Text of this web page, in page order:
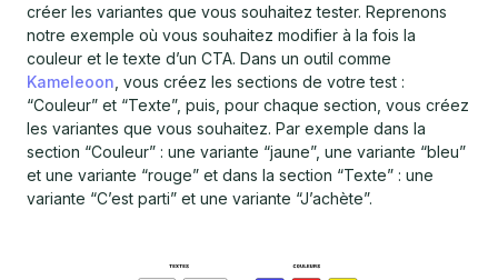
créer les variantes que vous souhaitez tester. Reprenons
notre exemple où vous souhaitez modifier à la fois la
couleur et le texte d’un CTA. Dans un outil comme
Kameleoon , vous créez les sections de votre test :
“Couleur” et “Texte”, puis, pour chaque section, vous créez
les variantes que vous souhaitez. Par exemple dans la
section “Couleur” : une variante “jaune”, une variante “bleu”
et une variante “rouge” et dans la section “Texte” : une
variante “C’est parti” et une variante “J’achète”.